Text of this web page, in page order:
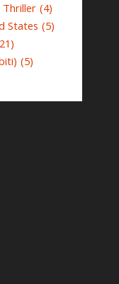
Thriller (4)
States (5)
(5)